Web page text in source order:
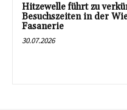
Hitzewelle führt zu
Besuchszeiten in der
Fasanerie
30.07.2026